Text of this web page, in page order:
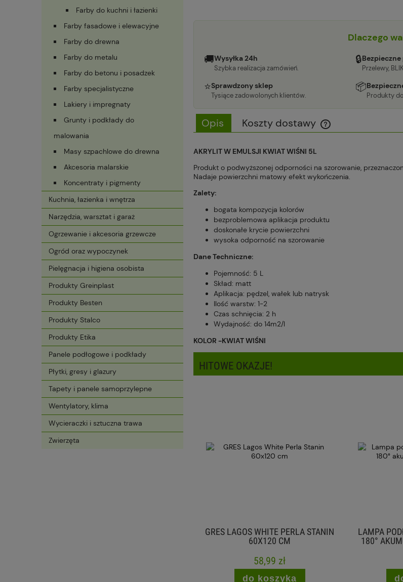
Farby do kuchni i łazienki
Farby fasadowe i elewacyjne
Farby do drewna
Farby do metalu
Farby do betonu i posadzek
Farby specjalistyczne
Lakiery i impregnaty
Grunty i podkłady do
malowania
Masy szpachlowe do drewna
Akcesoria malarskie
Koncentraty i pigmenty
Kuchnia, łazienka i wnętrza
Narzędzia, warsztat i garaż
Ogrzewanie i akcesoria grzewcze
Ogród oraz wypoczynek
Pielęgnacja i higiena osobista
Produkty Greinplast
Produkty Besten
Produkty Stalco
Produkty Etika
Panele podłogowe i podkłady
Płytki, gresy i glazury
Tapety i panele samoprzylepne
Wentylatory, klima
Wycieraczki i sztuczna trawa
Zwierzęta
Dlaczego
🚚Wysyłka 24h
Szybka realizacja zamówień.
🔒Bezpieczne
Przelewy,
⭐Sprawdzony sklep
Tysiące zadowolonych klientów.
📦
Produkty
Opis Koszty dostawy
AKRYLIT W EMULSJI KWIAT WIŚNI 5L
Produkt o podwyższonej odporności na szorowanie,
Nadaje powierzchni matowy efekt wykończenia.
Zalety:
bogata kompozycja kolorów
bezproblemowa aplikacja produktu
doskonałe krycie powierzchni
wysoka odporność na szorowanie
Dane Techniczne:
Pojemność: 5 L
Skład: matt
Aplikacja: pędzel, wałek lub natrysk
Ilość warstw: 1-2
Czas schnięcia: 2 h
Wydajność: do 14m2/l
KOLOR -KWIAT WIŚNI
HITOWE OKAZJE!
GRES LAGOS WHITE PERLA STANIN
60X120 CM
58,99 zł
do koszyka
LAMPA
180°